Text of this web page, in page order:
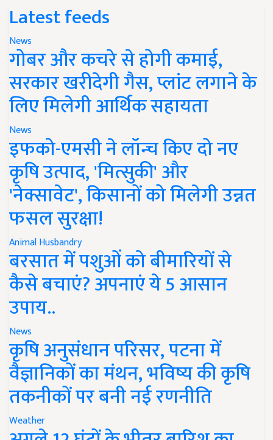
Latest feeds
News
गोबर और कचरे से होगी कमाई,
सरकार खरीदेगी गैस, प्लांट लगाने के
लिए मिलेगी आर्थिक सहायता
News
इफको-एमसी ने लॉन्च किए दो नए
कृषि उत्पाद, 'मित्सुकी' और
'नेक्सावेट', किसानों को मिलेगी उन्नत
फसल सुरक्षा!
Animal Husbandry
बरसात में पशुओं को बीमारियों से
कैसे बचाएं? अपनाएं ये 5 आसान
उपाय..
News
कृषि अनुसंधान परिसर, पटना में
वैज्ञानिकों का मंथन, भविष्य की कृषि
तकनीकों पर बनी नई रणनीति
Weather